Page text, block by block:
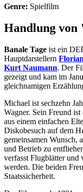
Genre: Spielfilm
Handlung von
Banale Tage ist ein
Hauptdarstellern
Kurt Naumann. Der
gezeigt und kam im
gleichnamigen
Michael ist sechzehn
Wagner. Sein Freund
aus einem einfachen
Diskobesuch auf dem
gemeinsamen Wunsch,
und Betrieb zu
verfasst Flugblätter
werden. Die beiden
Staatssicherheit.